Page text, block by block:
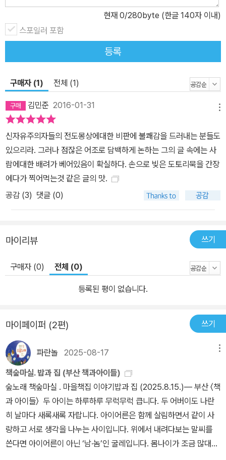
비통한 심정으로 견뎌내고 있는” 독자들이라면 이 책을 통해서 상투
적인 사고의 틀에서 벗어나, 예컨대 지역통화, 기본소득, 협화민주주
의, 숙의여론조사, 시민합의회의, 공동체평의회와 같은 세계 곳곳에
서 일어나고 있는, 인간다운 삶을 지키기 위한 실천의 구체적 사례들
을 접하면서 “교감의 공동체”를 선물 받는 기쁨을 누릴 수 있을 것이
니라 오히려 과잉생산으로 인한 위기이다. 그리고 부의 집중, 사회적
격차, 구매력 부족이 이 위기를 초래한 주요 요인이라고 할 수 있다.
그렇다면 이 상황에서 가장 필요한 것은 더 많은 경제가 아니라 더 많
은 민주주의라고 생각해야 옳다.”(37~38쪽) “근대국가는 자본주의
를 토대로 전개돼온 정치제체이다. 따라서 자본주의의 성장·확대에
불가결한 기술혁신을 위한 테크놀로지는 자본과 국가 모두에게 요긴
한 존재이다. 설령 그 기술의 궁극적 결과가 세계의 파괴일지라도 단
기적인 이익에 골몰한 눈에는 그런 게 보이지 않는다. 예컨대 핵폐기
날 이들이 지배하고 있는 정치와 경제, 법질성 전체가 ‘조직화된 무책
임의 체계’가 된 것은 이 때문이다.”(43쪽) “분명한 것은 지금 우리가
직면한 시련과 고통은 결코 더 많은 경제발전으로 해결될 문제가 아
니라는 것이다. 경제위기를 극복하기 위해서도 가장 필요한 것은 민
주주의에의 확고한 신념과 그 실천이다. 경제위기를 계속해서 성장논
에서 무한한 진보의 추구라는 맹목적인 성장논리가 초래한 필연적인
결과이다. 제아무리 뛰어난 기술적 재간이 있다 하더라도 인간의 삶
이 근본적으로 지구가 제공하는 한정된 자원과 생태적 조건을 벗어나
서 영위될 수 없음은 자명하다. 이 근본적 제약을 받아들이지 않고, 계
속해서 성장이라는 주문을 무작정 외며 위기를 돌파하려 해봤자 헛일
이라는 것을 아직도 세계의 다수 권력엘리트들은 이해하지 못하고 있
다.”(49쪽) “실제로 장구한 세월 동안 풀뿌리 민중이 생존을 영위하
며 삶을 향유해온 주된 방식은 국가의 틀도, 시장의 논리도 아니었다.
… 중요한 것은 역시 공동체이다. 아무리 가난해도 공동체가 살아 있
현재 0/280byte (한글 140자 이내)
스포일러 포함
등록
구매자 (1) 전체 (1)
김민준 2016-01-31
신자유주의자들의 전도몽상에대한 비판에 불쾌감을 드러내는 분들도
있으리라. 그러나 점잖은 어조로 담백하게 논하는 그의 글 속에는 사
람에대한 배려가 베어있음이 확실하다. 손으로 빚은 도토리묵을 간장
에다가 찍어먹는것 같은 글의 맛.
공감 (3) 댓글 (0)
마이리뷰 쓰기
구매자 (0) 전체 (0)
등록된 평이 없습니다.
마이페이퍼 (2편) 쓰기
파란놀 2025-08-17
책숲마실. 밥과 집 (부산 책과아이들)
숲노래 책숲마실 . 마을책집 이야기밥과 집 (2025.8.15.)― 부산 〈책
과 아이들〉 두 아이는 하루하루 무럭무럭 큽니다. 두 어버이도 나란
히 날마다 새록새록 자랍니다. 아이어른은 함께 살림하면서 같이 사
랑하고 서로 생각을 나누는 사이입니다. 위에서 내려다보는 말씨를
쓴다면 아이어른이 아닌 ‘남·놈’인 굴레입니다. 몸나이가 조금 많대서